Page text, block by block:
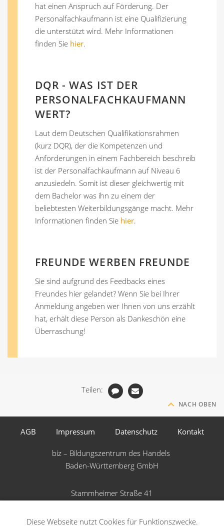
hat einen Anspruch auf Förderung. Der
Personalfachkaufmann ist eine Qualifizierung
die unterstützt wird. Mehr Informationen
finden Sie hier.
DQR - WAS IST DER
PERSONALFACHKAUFMANN
WERT?
Laut dem Deutschen Qualifikationsrahmen
(kurz DQR), der die Kompetenzen und
Anforderungen in einem Fachbereich beschreib
ist der Personalfachkaufmann auf Niveau 6
anzusiedeln. Somit ist dieser gleichwertig mit
dem Bachelor was ihn zu einem der
beliebtesten Weiterbildungsgänge macht. Mehr
Informationen finden Sie hier.
FREUNDE WERBEN FREUNDE
Sie sind aufgrund des Feedbacks eines
Freundes hier gelandet? Wenn Sie bei Ihrer
Anmeldung angeben wer Ihnen von uns erzählt
hat, erhält diese Person als Dankeschön eine
Überraschung!
Teilen:
NACH OBEN
AGB Impressum Datenschutz Kontakt
biz – Bildungszentrum des Handels
Baden-Württemberg GmbH
Stammheimer Straße 41
Diese Webseite nutzt Cookies für Funktionszwecke.